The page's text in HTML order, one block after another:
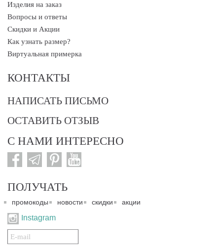
Изделия на заказ
Вопросы и ответы
Скидки и Акции
Как узнать размер?
Виртуальная примерка
КОНТАКТЫ
НАПИСАТЬ ПИСЬМО
ОСТАВИТЬ ОТЗЫВ
С НАМИ ИНТЕРЕСНО
ПОЛУЧАТЬ
промокоды новости скидки акции
Instagram
Подписаться
на